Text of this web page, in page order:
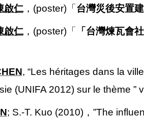
啟仁，(poster)「台灣災後安置
啟仁，(poster)「 「台灣煉瓦會
, “Les héritages dans la
(UNIFA 2012) sur le thème ”
; S.-T. Kuo (2010)，”The